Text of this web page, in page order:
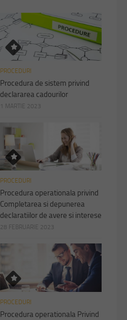
PROCEDURI
Procedura de sistem privind
declararea cadourilor
1 MARTIE 2023
PROCEDURI
Procedura operationala privind
Completarea si depunerea
declaratiilor de avere si interese
28 FEBRUARIE 2023
PROCEDURI
Procedura operationala Privind